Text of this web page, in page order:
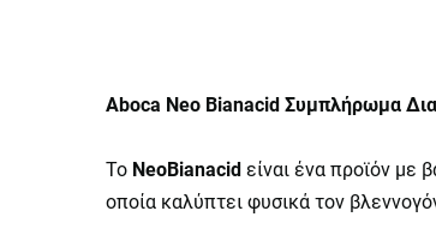
Aboca Neo Bianacid Συμπλήρωμα
Το NeoBianacid είναι ένα προϊόν με
οποία καλύπτει φυσικά τον